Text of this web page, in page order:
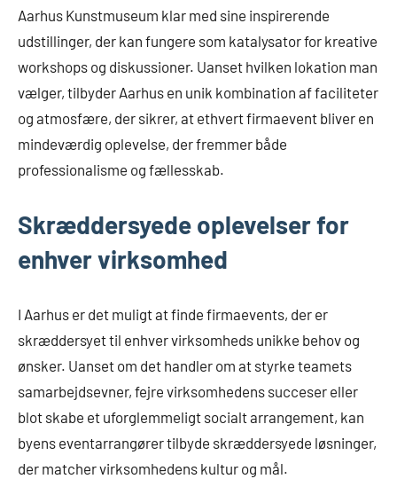
Aarhus Kunstmuseum klar med sine inspirerende
udstillinger, der kan fungere som katalysator for kreative
workshops og diskussioner. Uanset hvilken lokation man
vælger, tilbyder Aarhus en unik kombination af faciliteter
og atmosfære, der sikrer, at ethvert firmaevent bliver en
mindeværdig oplevelse, der fremmer både
professionalisme og fællesskab.
Skræddersyede oplevelser for
enhver virksomhed
I Aarhus er det muligt at finde firmaevents, der er
skræddersyet til enhver virksomheds unikke behov og
ønsker. Uanset om det handler om at styrke teamets
samarbejdsevner, fejre virksomhedens succeser eller
blot skabe et uforglemmeligt socialt arrangement, kan
byens eventarrangører tilbyde skræddersyede løsninger,
der matcher virksomhedens kultur og mål.